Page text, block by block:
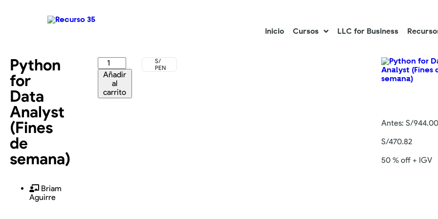
Inicio Cursos LLC for Business
Python
for
Data
Analyst
(Fines
de
semana)
Añadir
al
carrito
S/
PEN
Briam
Aguirre
Antes: S/944.00
S/470.82
50 % off + IGV